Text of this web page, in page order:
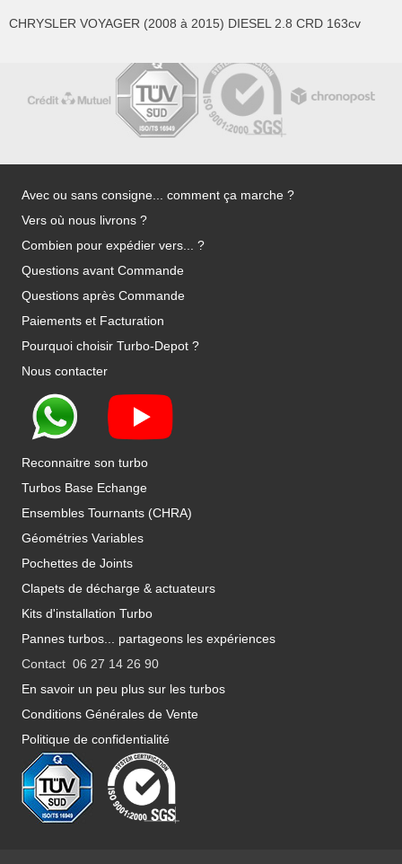
CHRYSLER VOYAGER (2008 à 2015) DIESEL 2.8 CRD 163cv
Avec ou sans consigne... comment ça marche ?
Vers où nous livrons ?
Combien pour expédier vers... ?
Questions avant Commande
Questions après Commande
Paiements et Facturation
Pourquoi choisir Turbo-Depot ?
Nous contacter
Reconnaitre son turbo
Turbos Base Echange
Ensembles Tournants (CHRA)
Géométries Variables
Pochettes de Joints
Clapets de décharge & actuateurs
Kits d'installation Turbo
Pannes turbos... partageons les expériences
Contact 06 27 14 26 90
En savoir un peu plus sur les turbos
Conditions Générales de Vente
Politique de confidentialité